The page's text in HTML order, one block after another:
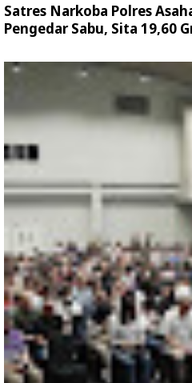
Satres Narkoba Polres
Pengedar Sabu, Sita 19,60